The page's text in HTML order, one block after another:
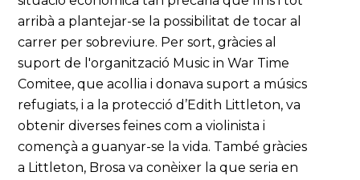
arribà a plantejar-se la possibilitat de tocar al
carrer per sobreviure. Per sort, gràcies al
suport de l'organització Music in War Time
Comitee, que acollia i donava suport a músics
refugiats, i a la protecció d’Edith Littleton, va
obtenir diverses feines com a violinista i
començà a guanyar-se la vida. També gràcies
a Littleton, Brosa va conèixer la que seria en